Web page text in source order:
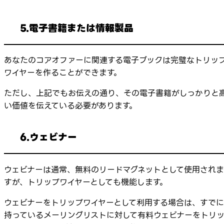
5.電子書籍または情報製品
あなたのコアオファーに関連する電子ブックは完璧なトリッ
ワイヤーを作ることができます。
ただし、上記でもお伝えの通り、その電子書籍がしっかりと
い価値を伝えている必要があります。
6.ウェビナー
ウェビナーは通常、無料のリードマグネットとして使用されま
すが、トリップワイヤーとしても機能します。
ウェビナーをトリップワイヤーとして利用する場合は、すでに
持っているメーリングリストに対して有料ウェビナーをトリッ